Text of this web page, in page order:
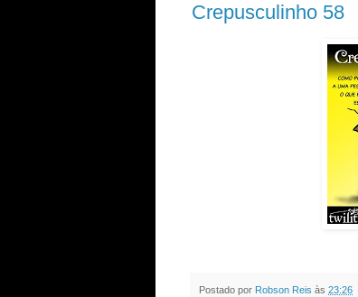
Crepusculinho 58
Postado por Robson Reis às 23:26